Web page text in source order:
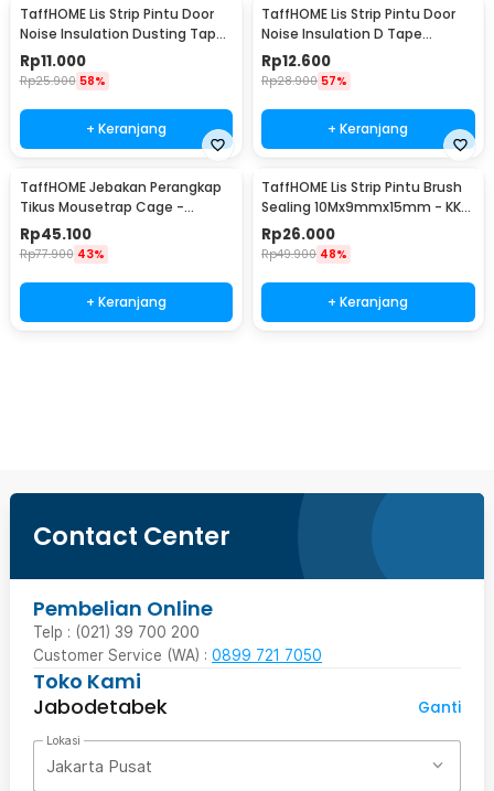
TaffHOME Lis Strip Pintu Door
Noise Insulation Dusting Tape
5Mx9mmx9mm - KK-061
Rp11.000
Rp25.900 58%
+ Keranjang
TaffHOME Lis Strip Pintu Door
Noise Insulation D Tape
9x6mm 10M - KK-062
Rp12.600
Rp28.900 57%
+ Keranjang
TaffHOME Jebakan Perangkap
Tikus Mousetrap Cage -
HU1999
Rp45.100
Rp77.900 43%
+ Keranjang
TaffHOME Lis Strip Pintu Brush
Sealing 10Mx9mmx15mm - KK-
061
Rp26.000
Rp49.900 48%
+ Keranjang
Contact Center
Pembelian Online
Telp : (021) 39 700 200
Customer Service (WA) : 0899 721 7050
Toko Kami
Jabodetabek
Ganti
Lokasi
Jakarta Pusat